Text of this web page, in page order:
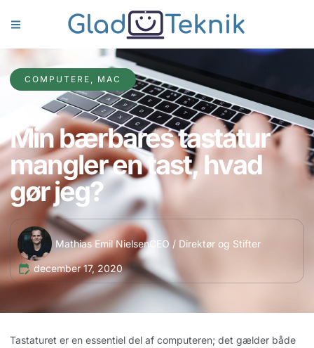
COMPUTERE , MAC
Min bærbares tastatur
mangler en tast, hvad
gør jeg?
Mathias Emil NielsenCEO / Direktør og Stifter
december 17, 2020
Tastaturet er en essentiel del af computeren; det gælder både